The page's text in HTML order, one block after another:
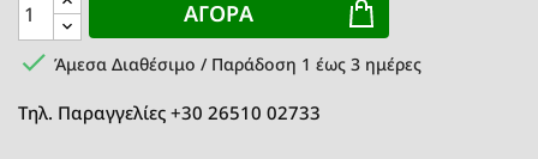
ΑΓΟΡΆ
 Άμεσα Διαθέσιμο / Παράδοση 1 έως 3 ημέρες
Τηλ. Παραγγελίες +30 26510 02733